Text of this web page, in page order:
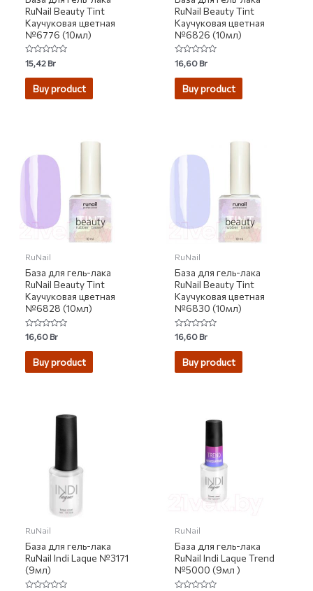
RuNail Beauty Tint
Каучуковая цветная
№6776 (10мл)
Rated
0
out
15,42Br
Buy product
RuNail Beauty Tint
Каучуковая цветная
№6826 (10мл)
Rated
0
out
16,60Br
Buy product
RuNail
База для гель-лака
RuNail Beauty Tint
Каучуковая цветная
№6828 (10мл)
Rated
0
out
16,60Br
Buy product
RuNail
База для гель-лака
RuNail Beauty Tint
Каучуковая цветная
№6830 (10мл)
Rated
0
out
16,60Br
Buy product
RuNail
База для гель-лака
RuNail Indi Laque №3171
(9мл)
RuNail
База для гель-лака
RuNail Indi Laque Trend
№5000 (9мл )